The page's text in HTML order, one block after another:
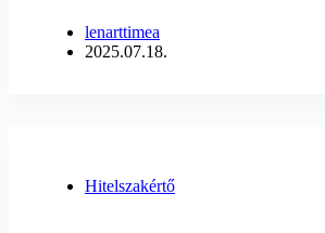
lenarttimea
2025.07.18.
Hitelszakértő